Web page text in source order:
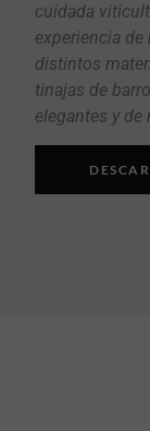
cuidada
experiencia
distintos
tinajas de
elegantes y de